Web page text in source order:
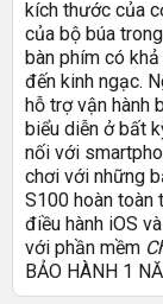
kích thước của
của bộ búa
bàn phím có
đến kinh ngạc.
hỗ trợ vận hành
biểu diễn ở bất
nối với
chơi với những
S100 hoàn toàn
điều hành iOS
với phần mềm
BẢO HÀNH 1